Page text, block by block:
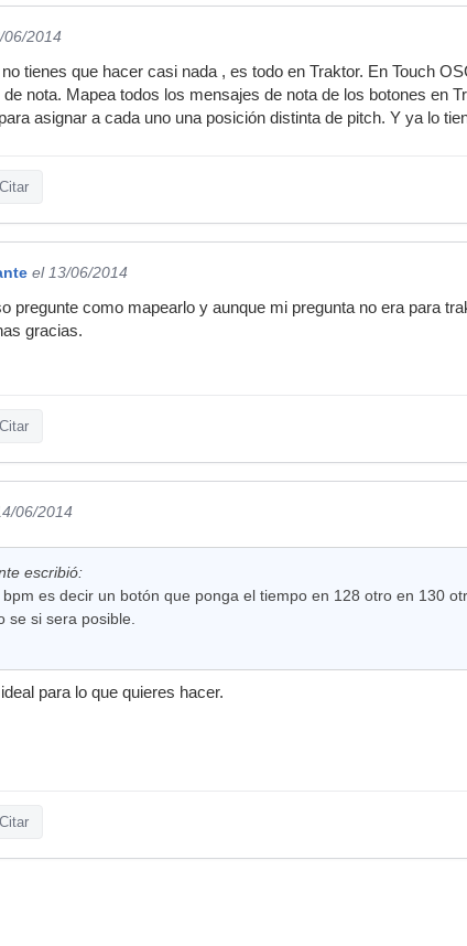
06/2014
tienes que hacer casi nada , es todo en Traktor. En Touch
nota. Mapea todos los mensajes de nota de los botones en
asignar a cada uno una posición distinta de pitch. Y ya lo
Citar
el 13/06/2014
pregunte como mapearlo y aunque mi pregunta no era para
gracias.
Citar
06/2014
escribió:
es decir un botón que ponga el tiempo en 128 otro en 130
se si sera posible.
para lo que quieres hacer.
Citar